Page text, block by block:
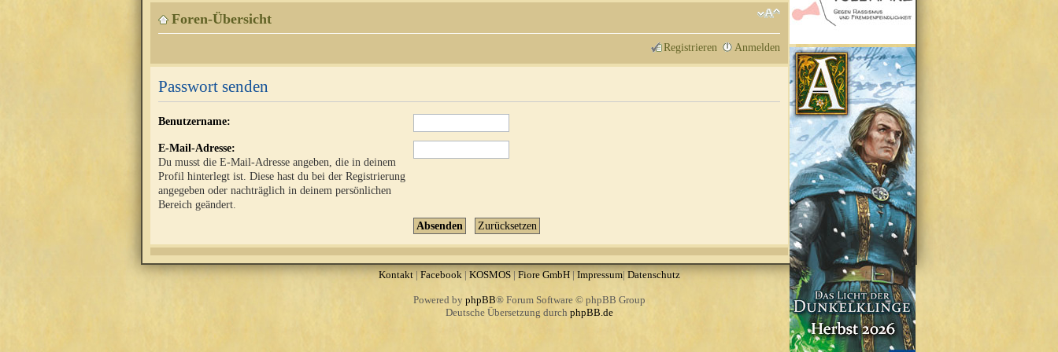
Foren-Übersicht
Registrieren Anmelden
Passwort senden
Benutzername:
E-Mail-Adresse:
Du musst die E-Mail-Adresse angeben, die in deinem
Profil hinterlegt ist. Diese hast du bei der Registrierung
angegeben oder nachträglich in deinem persönlichen
Bereich geändert.
Kontakt|Facebook | KOSMOS| Fiore GmbH| Impressum| Datenschutz
Powered by phpBB® Forum Software © phpBB Group
Deutsche Übersetzung durch phpBB.de